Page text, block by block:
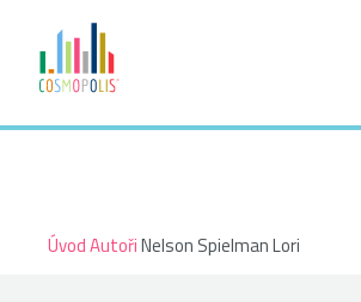
ÚvodAutořiNelson Spielman Lori